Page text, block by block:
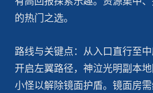
的热门之选。
路线与关键点：从入口直行至
开启左翼路径，神泣光明副本
小怪以解除镜面护盾。镜面房